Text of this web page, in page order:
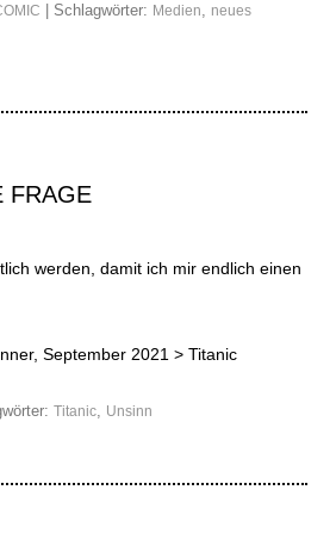
| Schlagwörter: Medien, neues
FRAGE
werden, damit ich mir endlich einen
September 2021 > Titanic
Titanic, Unsinn